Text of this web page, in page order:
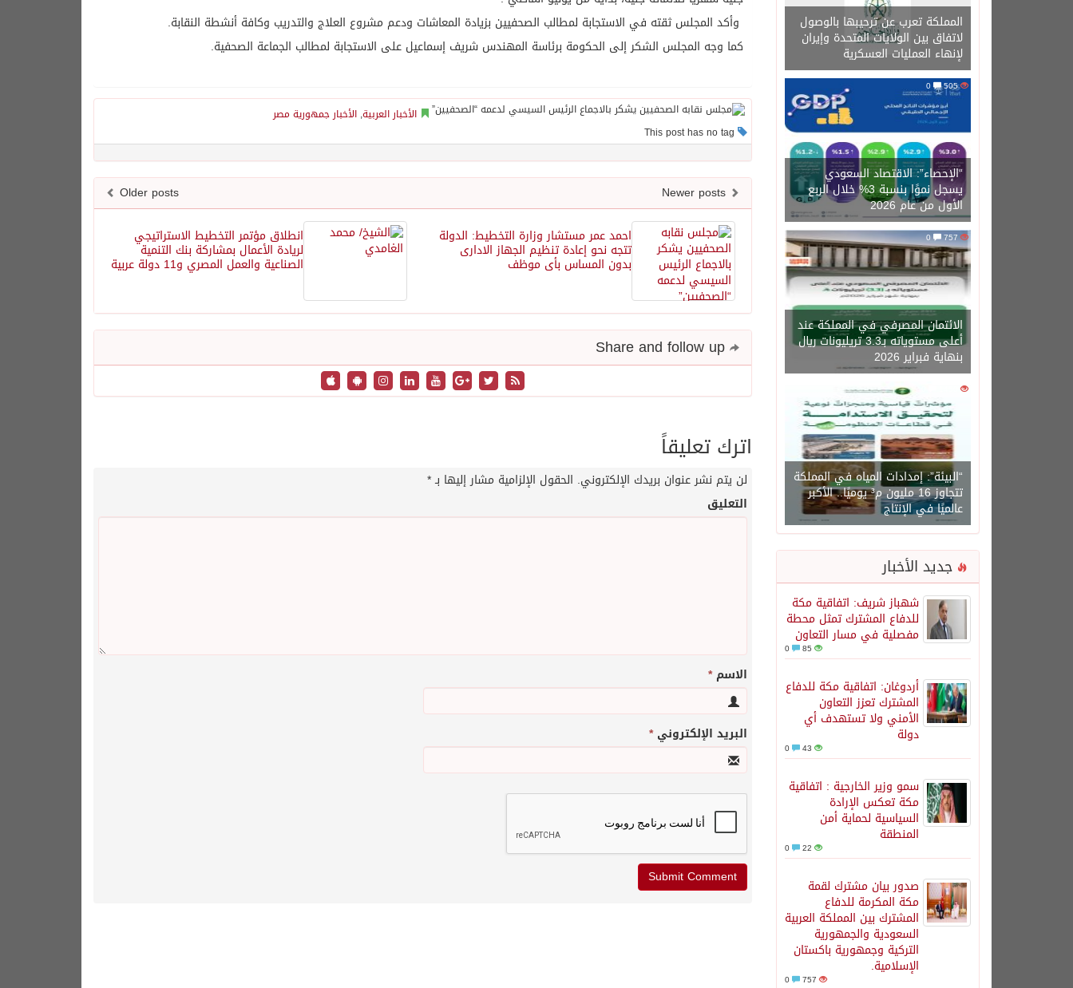
المملكة تعرب عن ترحيبها بالوصول
لاتفاق بين الولايات المتحدة وإيران
لإنهاء العمليات العسكرية
505
“الإحصاء”: الاقتصاد السعودي
يسجل نموًا بنسبة 3% خلال الربع
الأول من عام 2026
757
0
الائتمان المصرفي في المملكة عند
أعلى مستوياته بـ3.3 تريليونات ريال
بنهاية فبراير 2026
1450
“البيئة”: إمدادات المياه في المملكة
تتجاوز 16 مليون م³ يوميًا.. الأكبر
عالميًا في الإنتاج
جديد الأخبار
شهباز شريف: اتفاقية مكة
للدفاع المشترك تمثل محطة
مفصلية في مسار التعاون
85
أردوغان: اتفاقية مكة للدفاع
المشترك تعزز التعاون
الأمني ولا تستهدف أي
دولة
43
سمو وزير الخارجية : اتفاقية
مكة تعكس الإرادة
السياسية لحماية أمن
المنطقة
22
صدور بيان مشترك لقمة
مكة المكرمة للدفاع
المشترك بين المملكة العربية
السعودية والجمهورية
التركية وجمهورية باكستان
الإسلامية.
757
وأكد المجلس ثقته في الاستجابة لمطالب الصحفيين بزيادة المعاشات ودعم مشروع العلاج والتدريب وكافة أنشطة النقابة.
كما وجه المجلس الشكر إلى الحكومة برئاسة المهندس شريف إسماعيل على الاستجابة لمطالب الجماعة الصحفية.
الأخبار العربية, الأخبار جمهورية مصر
Older posts
انطلاق مؤتمر التخطيط الاستراتيجي
لريادة الأعمال بمشاركة بنك التنمية
الصناعية والعمل المصري و11 دولة عربية
احمد عمر مستشار وزارة التخطيط: الدولة
تتجه نحو إعادة تنظيم الجهاز الادارى
بدون المساس بأى موظف
اترك تعليقاً
لن يتم نشر عنوان بريدك الإلكتروني. الحقول الإلزامية مشار إليها بـ*
التعليق
الاسم*
البريد الإلكتروني*